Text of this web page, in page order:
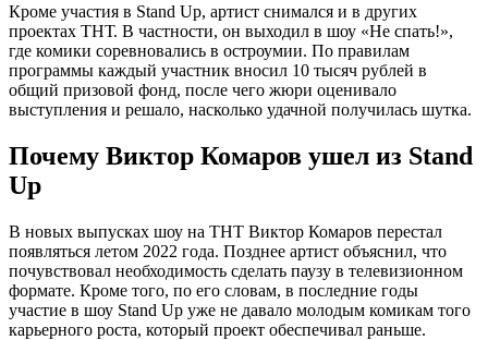
Кроме участия в Stand Up, артист снимался и в других
проектах ТНТ. В частности, он выходил в шоу «Не спать!»,
где комики соревновались в остроумии. По правилам
программы каждый участник вносил 10 тысяч рублей в
общий призовой фонд, после чего жюри оценивало
выступления и решало, насколько удачной получилась шутка.
Почему Виктор Комаров ушел из Stand
Up
В новых выпусках шоу на ТНТ Виктор Комаров перестал
появляться летом 2022 года. Позднее артист объяснил, что
почувствовал необходимость сделать паузу в телевизионном
формате. Кроме того, по его словам, в последние годы
участие в шоу Stand Up уже не давало молодым комикам того
карьерного роста, который проект обеспечивал раньше.